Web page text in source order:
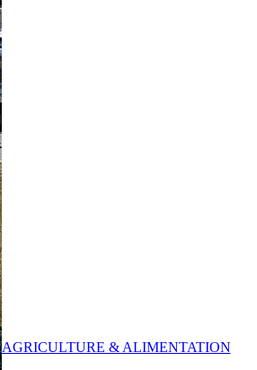
AGRICULTURE & ALIMENTATION